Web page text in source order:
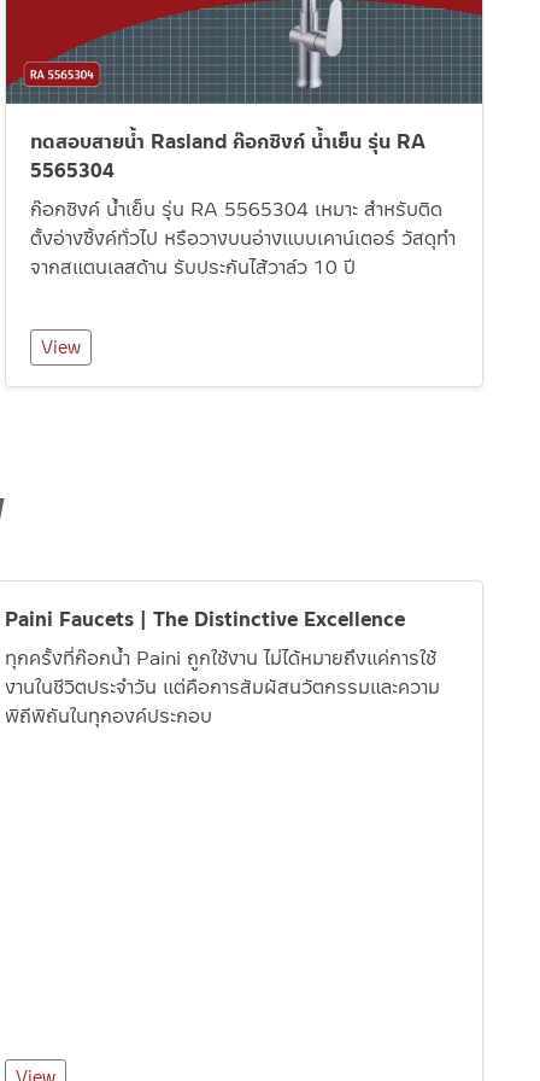
ทดสอบสายน้ำ Rasland ก๊อกซิงก์ น้ำเย็น รุ่น RA
5565304
ก๊อกซิงค์ น้ำเย็น รุ่น RA 5565304 เหมาะ สำหรับติด
ตั้งอ่างซิ้งค์ทั่วไป หรือวางบนอ่างแบบเคาน์เตอร์ วัสดุทำ
จากสแตนเลสด้าน รับประกันไส้วาล์ว 10 ปี
View
Paini Faucets | The Distinctive Excellence
ทุกครั้งที่ก๊อกน้ำ Paini ถูกใช้งาน ไม่ได้หมายถึงแค่การใช้
งานในชีวิตประจำวัน แต่คือการสัมผัสนวัตกรรมและความ
พิถีพิถันในทุกองค์ประกอบ